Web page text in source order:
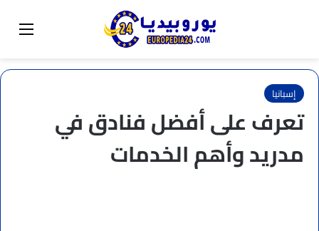
تبديل المظهر
إسبانيا
تعرف على أفضل فنادق في
مدريد وأهم الخدمات